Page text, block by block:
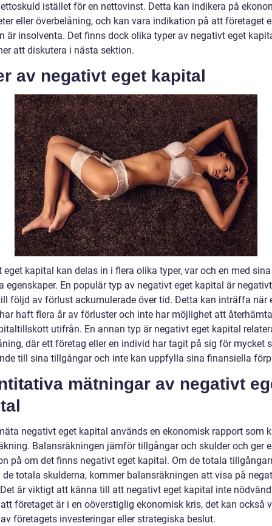
istället för en nettovinst. Detta kan indikera på
eller överbelåning, och kan vara indikation på att företaget
är insolventa. Det finns dock olika typer av negativt eget
att diskutera i nästa sektion.
av negativt eget kapital
eget kapital kan delas in i flera olika typer, var och en med
egenskaper. En populär typ av negativt eget kapital är
följd av förlust ackumulerade över tid. Detta kan inträffa när
haft flera år av förluster och inte har möjlighet att
utifrån. En annan typ är negativt eget kapital
där ett företag eller en individ har tagit på sig för mycket
till sina tillgångar och inte kan uppfylla sina finansiella
mätningar av negativt
negativt eget kapital används en ekonomisk rapport som
Balansräkningen jämför tillgångar och skulder och ger
på om det finns negativt eget kapital. Om de totala
de totala skulderna, kommer balansräkningen att visa på
är viktigt att känna till att negativt eget kapital inte
företaget är i en oöverstiglig ekonomisk kris, det kan också
företagets investeringar eller strategiska beslut.